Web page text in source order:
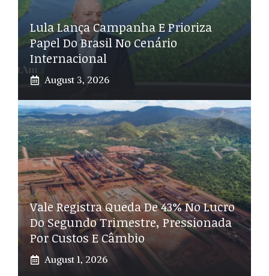
Lula Lança Campanha E Prioriza
Papel Do Brasil No Cenário
Internacional
August 3, 2026
Vale Registra Queda De 43% No Lucro
Do Segundo Trimestre, Pressionada
Por Custos E Câmbio
August 1, 2026